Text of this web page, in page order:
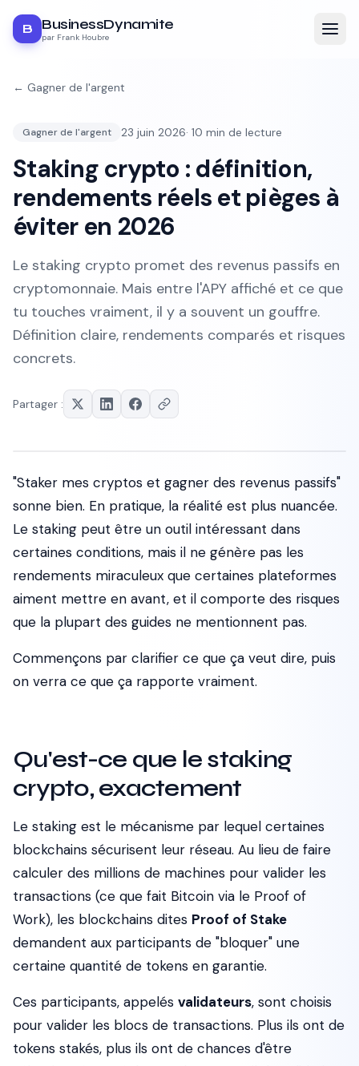
B BusinessDynamite
par Frank Houbre
← Gagner de l'argent
Gagner de l'argent 23 juin 2026· 10 min de lecture
Staking crypto : définition,
rendements réels et pièges à
éviter en 2026
Le staking crypto promet des revenus passifs en
cryptomonnaie. Mais entre l'APY affiché et ce que
tu touches vraiment, il y a souvent un gouffre.
Définition claire, rendements comparés et risques
concrets.
Partager :
"Staker mes cryptos et gagner des revenus passifs"
sonne bien. En pratique, la réalité est plus nuancée.
Le staking peut être un outil intéressant dans
certaines conditions, mais il ne génère pas les
rendements miraculeux que certaines plateformes
aiment mettre en avant, et il comporte des risques
que la plupart des guides ne mentionnent pas.
Commençons par clarifier ce que ça veut dire, puis
on verra ce que ça rapporte vraiment.
Qu'est-ce que le staking
crypto, exactement
Le staking est le mécanisme par lequel certaines
blockchains sécurisent leur réseau. Au lieu de faire
calculer des millions de machines pour valider les
transactions (ce que fait Bitcoin via le Proof of
Work), les blockchains dites Proof of Stake
demandent aux participants de "bloquer" une
certaine quantité de tokens en garantie.
Ces participants, appelés validateurs, sont choisis
pour valider les blocs de transactions. Plus ils ont de
tokens stakés, plus ils ont de chances d'être